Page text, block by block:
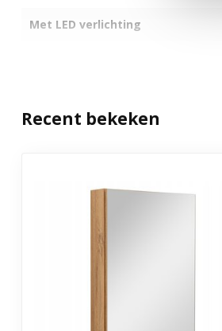
Met LED verlichting
IP waarde
Recent bekeken